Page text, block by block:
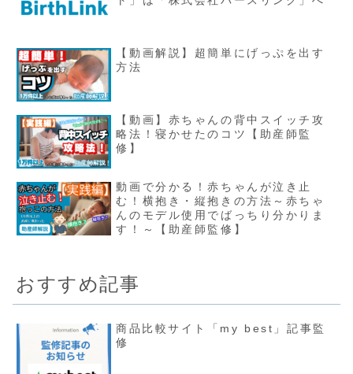
【動画解説】超簡単にげっぷを出す
方法
【動画】赤ちゃんの背中スイッチ攻
略法！寝かせたのコツ【助産師監
修】
動画で分かる！赤ちゃんが泣き止
む！横抱き・縦抱きの方法～赤ちゃ
んのモデル使用でばっちり分かりま
す！～【助産師監修】
おすすめ記事
商品比較サイト「my best」記事監
修